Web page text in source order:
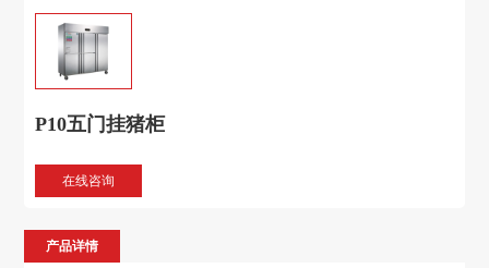
P10五门挂猪柜
在线咨询
产品详情